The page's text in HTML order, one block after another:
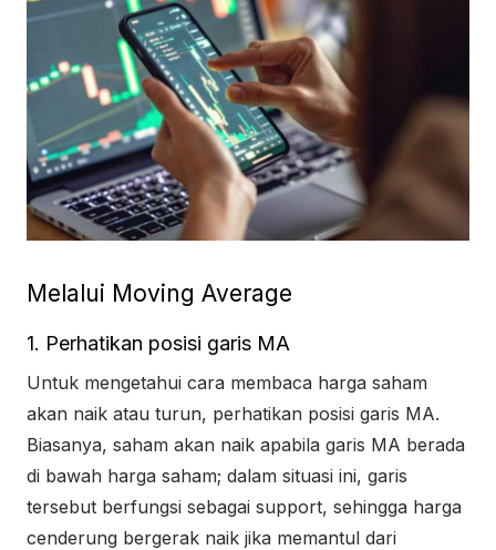
Melalui Moving Average
1. Perhatikan posisi garis MA
Untuk mengetahui cara membaca harga saham
akan naik atau turun, perhatikan posisi garis MA.
Biasanya, saham akan naik apabila garis MA berada
di bawah harga saham; dalam situasi ini, garis
tersebut berfungsi sebagai support, sehingga harga
cenderung bergerak naik jika memantul dari